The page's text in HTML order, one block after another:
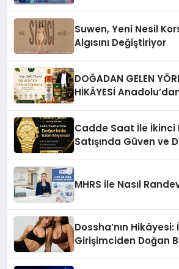
Suwen, Yeni Nesil
Algısını Değiştiriyor
DOĞADAN GELEN
HİKÂYESİ
Cadde Saat İle İkinci
Satışında Güven ve
MHRS ile Nasıl
Dossha’nın Hikâyesi:
Girişimciden Doğan